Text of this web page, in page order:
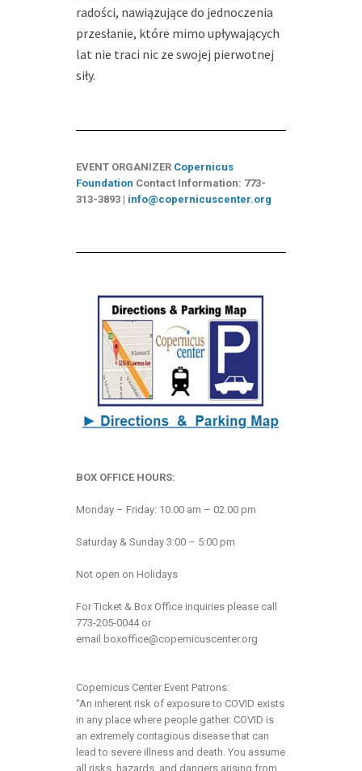
radości, nawiązujące do jednoczenia
przesłanie, które mimo upływających
lat nie traci nic ze swojej pierwotnej
siły.
EVENT ORGANIZER Copernicus
Foundation Contact Information: 773-
313-3893 | info@copernicuscenter.org
BOX OFFICE HOURS:
Monday – Friday: 10.00 am – 02.00 pm
Saturday & Sunday 3:00 – 5:00 pm
Not open on Holidays
For Ticket & Box Office inquiries please call
773-205-0044 or
email boxoffice@copernicuscenter.org
Copernicus Center Event Patrons:
“An inherent risk of exposure to COVID exists
in any place where people gather. COVID is
an extremely contagious disease that can
lead to severe illness and death. You assume
all risks, hazards, and dangers arising from